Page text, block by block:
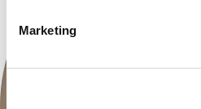
Marketing